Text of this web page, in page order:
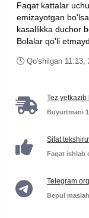
Faqat kattalar
emizayotgan
kasallikka duchor
Bolalar qo'li
Qo'shilgan 11:13,
Tez yetkazib
Buyurtmani
Sifat
Faqat ishlab
Telegram
Bepul